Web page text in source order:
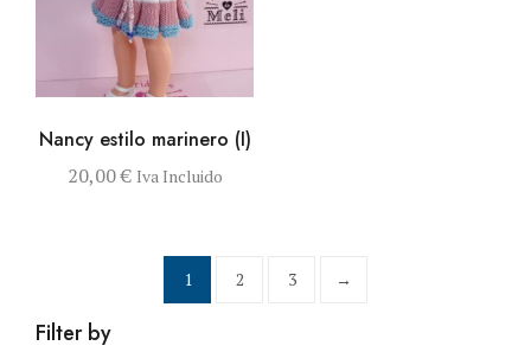
CARRITO
Nancy estilo marinero (I)
20,00€ Iva Incluido
1 2 3 →
Filter by